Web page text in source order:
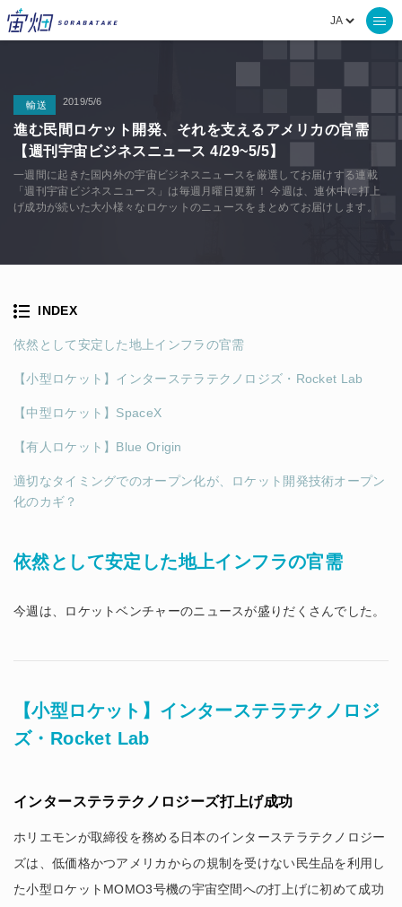
輸送 2019/5/6
進む民間ロケット開発、それを支えるアメリカの官需
【週刊宇宙ビジネスニュース 4/29~5/5】
一週間に起きた国内外の宇宙ビジネスニュースを厳選してお届けする連載
「週刊宇宙ビジネスニュース」は毎週月曜日更新！ 今週は、連休中に打上
げ成功が続いた大小様々なロケットのニュースをまとめてお届けします。
依然として安定した地上インフラの官需
今週は、ロケットベンチャーのニュースが盛りだくさんでした。
【小型ロケット】インターステラテクノロジ
ズ・Rocket Lab
インターステラテクノロジーズ打上げ成功
ホリエモンが取締役を務める日本のインターステラテクノロジー
ズは、低価格かつアメリカからの規制を受けない民生品を利用し
た小型ロケットMOMO3号機の宇宙空間への打上げに初めて成功
INDEX
依然として安定した地上インフラの官需
【小型ロケット】インターステラテクノロジズ・Rocket Lab
【中型ロケット】SpaceX
【有人ロケット】Blue Origin
適切なタイミングでのオープン化が、ロケット開発技術オープン
化のカギ？